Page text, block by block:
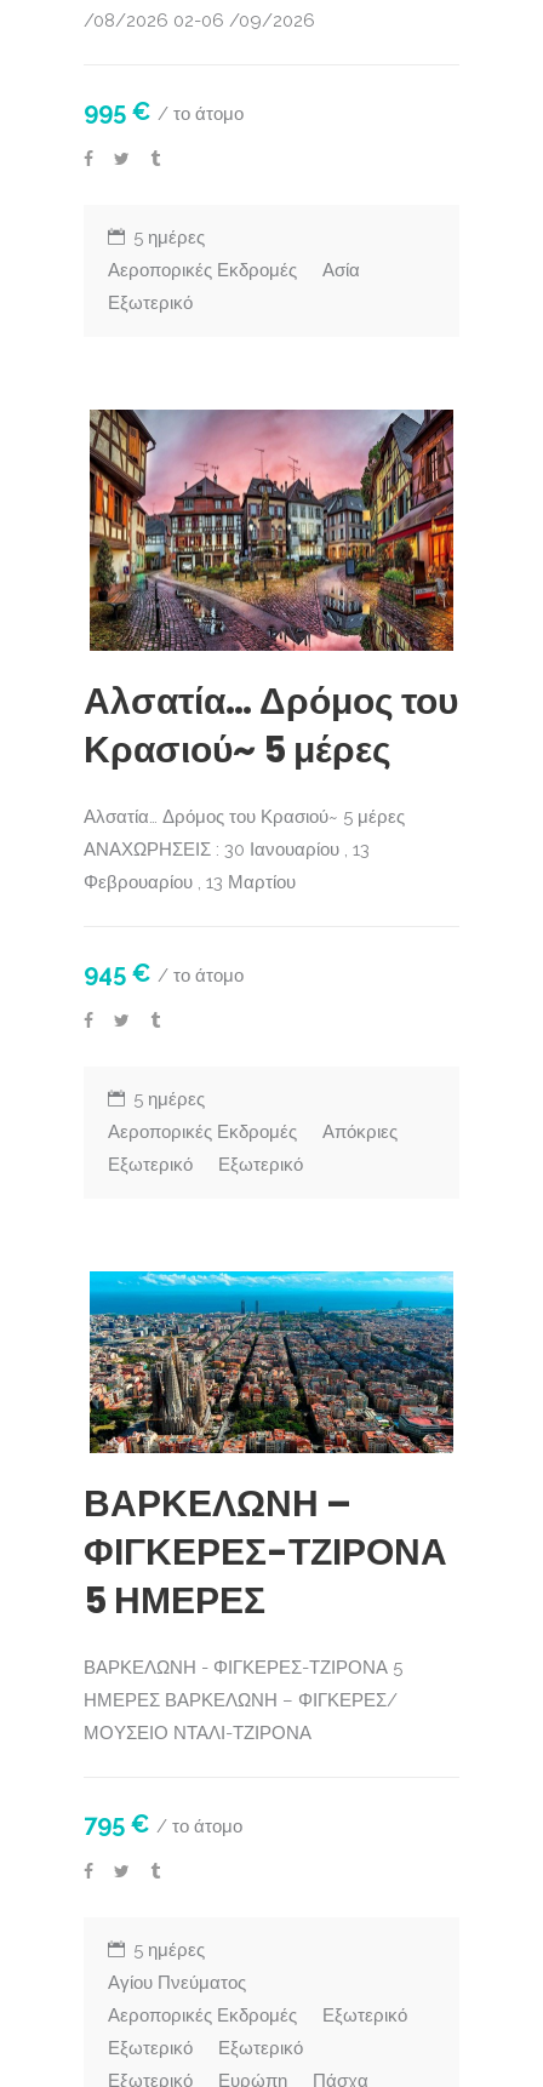
/08/2026 02-06 /09/2026
995 € / το άτομο
5 ημέρες
Αεροπορικές Εκδρομές
Ασία
Εξωτερικό
Αλσατία… Δρόμος του
Κρασιού~ 5 μέρες
Αλσατία… Δρόμος του Κρασιού~ 5 μέρες
ΑΝΑΧΩΡΗΣΕΙΣ : 30 Ιανουαρίου , 13
Φεβρουαρίου , 13 Μαρτίου
945 € / το άτομο
5 ημέρες
Αεροπορικές Εκδρομές
Απόκριες
Εξωτερικό
Εξωτερικό
ΒΑΡΚΕΛΩΝΗ –
ΦΙΓΚΕΡΕΣ-ΤΖΙΡΟΝΑ
5 ΗΜΕΡΕΣ
ΒΑΡΚΕΛΩΝΗ - ΦΙΓΚΕΡΕΣ-ΤΖΙΡΟΝΑ 5
ΗΜΕΡΕΣ ΒΑΡΚΕΛΩΝΗ – ΦΙΓΚΕΡΕΣ/
ΜΟΥΣΕΙΟ ΝΤΑΛΙ-ΤΖΙΡΟΝΑ
795 € / το άτομο
5 ημέρες
Αγίου Πνεύματος
Αεροπορικές Εκδρομές
Εξωτερικό
Εξωτερικό
Εξωτερικό
Εξωτερικό
Ευρώπη Πάσχα